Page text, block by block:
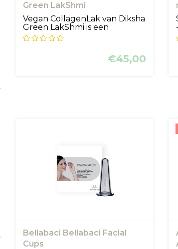
Green LakShmi
Vegan CollagenLak van Diksha
Green LakShmi is een
plantaardi...
€45,00
Bellabaci Bellabaci Facial
Cups